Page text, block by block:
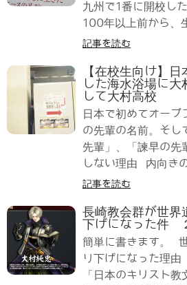
九州で1番に開校し
100年以上前から、
記事を読む
【在校生向け】
した海水浴場に
して大村高校
日本で初めてオープ
の先輩の名前。そ
先輩」、「諫早の先
しない理由 内向きの
記事を読む
長崎教会群が世界
下げになった件
簡単に書きます。
り下げになった理由
「日本のキリスト